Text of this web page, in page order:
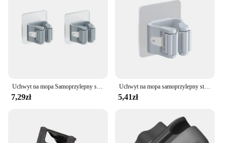
7,29zł
Uchwyt na mopa samoprzylepny stojak na miotły montowany na ścianie Mop do zamiatania pędzel schowek na haki Organizer łazienkowy akcesoria kuchenne
5,41zł